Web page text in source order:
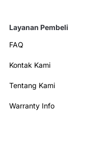
Layanan Pembeli
FAQ
Kontak Kami
Tentang Kami
Warranty Info